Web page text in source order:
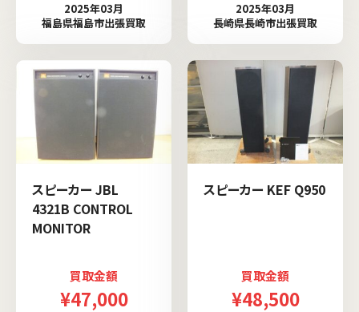
2025年03月
福島県福島市出張買取
2025年03月
長崎県長崎市出張買取
スピーカー JBL
4321B CONTROL
MONITOR
買取金額
¥47,000
スピーカー KEF Q950
買取金額
¥48,500